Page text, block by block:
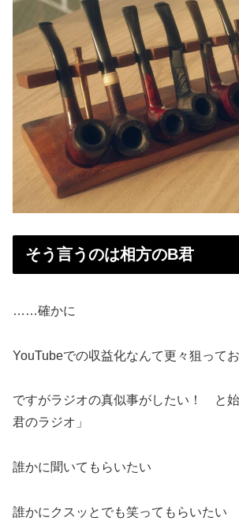
そう言うのは相方のB君
……確かに
YouTubeでの収益化なんて更々狙って
ですがラジオの真似事がしたい！ と
君のラジオ」
誰かに聞いてもらいたい
誰かにクスッとでも笑ってもらいたい